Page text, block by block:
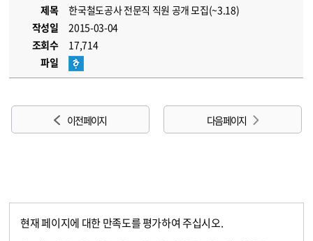
제목
한국철도공사 전문직 직원 공개 모집(~3.18)
작성일
2015-03-04
조회수
17,714
파일
이전 페이지 다음 페이지
현재 페이지에 대한 만족도를 평가하여 주십시오.